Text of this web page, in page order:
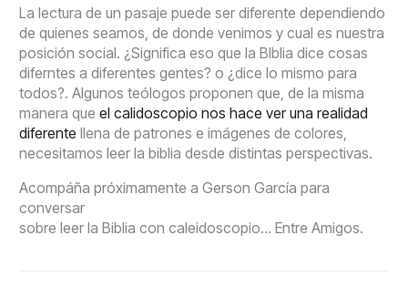
La lectura de un pasaje puede ser diferente dependiendo
de quienes seamos, de donde venimos y cual es nuestra
posición social. ¿Significa eso que la BIblia dice cosas
diferntes a diferentes gentes? o ¿dice lo mismo para
todos?. Algunos teólogos proponen que, de la misma
manera queel calidoscopio nos hace ver una realidad
diferente llena de patrones e imágenes de colores,
necesitamos leer la biblia desde distintas perspectivas.
Acompáña próximamente a Gerson García para
conversar
sobre leer la Biblia con caleidoscopio… Entre Amigos.